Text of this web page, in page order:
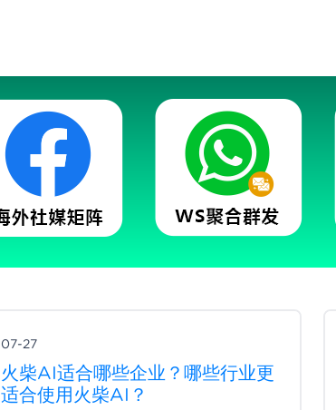
07-27
火柴AI适合哪些企业？哪些行业更
适合使用火柴AI？